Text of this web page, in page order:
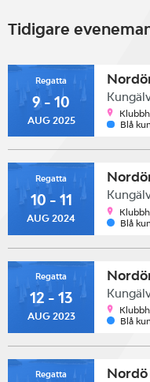
Tidigare
Regatta
9 - 10
AUG 2025
Blå
Regatta
10 - 11
AUG 2024
Blå
Regatta
12 - 13
AUG 2023
Blå
Regatta Nordö